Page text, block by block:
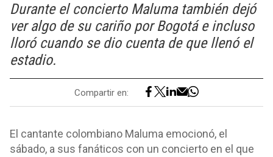
Durante el concierto Maluma también dejó
ver algo de su cariño por Bogotá e incluso
lloró cuando se dio cuenta de que llenó el
estadio.
Compartir en:
El cantante colombiano Maluma emocionó, el
sábado, a sus fanáticos con un concierto en el que